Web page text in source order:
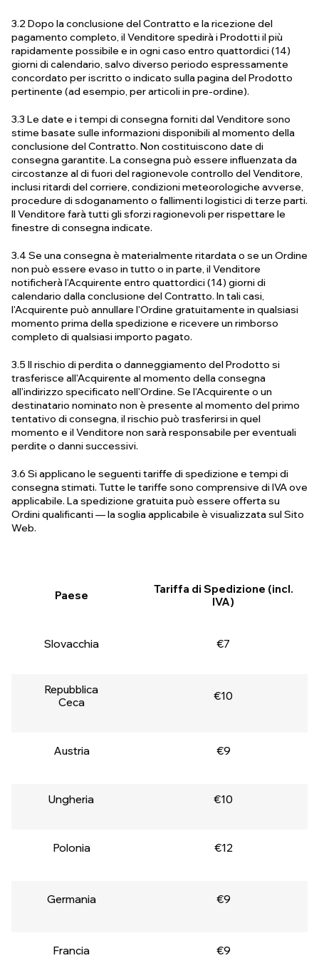
3.2 Dopo la conclusione del Contratto e la ricezione del
pagamento completo, il Venditore spedirà i Prodotti il più
rapidamente possibile e in ogni caso entro quattordici (14)
giorni di calendario, salvo diverso periodo espressamente
concordato per iscritto o indicato sulla pagina del Prodotto
pertinente (ad esempio, per articoli in pre-ordine).
3.3 Le date e i tempi di consegna forniti dal Venditore sono
stime basate sulle informazioni disponibili al momento della
conclusione del Contratto. Non costituiscono date di
consegna garantite. La consegna può essere influenzata da
circostanze al di fuori del ragionevole controllo del Venditore,
inclusi ritardi del corriere, condizioni meteorologiche avverse,
procedure di sdoganamento o fallimenti logistici di terze parti.
Il Venditore farà tutti gli sforzi ragionevoli per rispettare le
finestre di consegna indicate.
3.4 Se una consegna è materialmente ritardata o se un Ordine
non può essere evaso in tutto o in parte, il Venditore
notificherà l'Acquirente entro quattordici (14) giorni di
calendario dalla conclusione del Contratto. In tali casi,
l'Acquirente può annullare l'Ordine gratuitamente in qualsiasi
momento prima della spedizione e ricevere un rimborso
completo di qualsiasi importo pagato.
3.5 Il rischio di perdita o danneggiamento del Prodotto si
trasferisce all'Acquirente al momento della consegna
all'indirizzo specificato nell'Ordine. Se l'Acquirente o un
destinatario nominato non è presente al momento del primo
tentativo di consegna, il rischio può trasferirsi in quel
momento e il Venditore non sarà responsabile per eventuali
perdite o danni successivi.
3.6 Si applicano le seguenti tariffe di spedizione e tempi di
consegna stimati. Tutte le tariffe sono comprensive di IVA ove
applicabile. La spedizione gratuita può essere offerta su
Ordini qualificanti — la soglia applicabile è visualizzata sul Sito
Web.
Paese
Tariffa di Spedizione (incl.
IVA)
Slovacchia €7
Repubblica
Ceca
€10
Austria €9
Ungheria €10
Polonia €12
Germania €9
Francia €9